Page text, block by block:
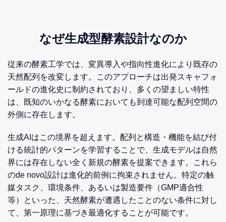
なぜ生成型酵素設計なのか
従来の酵素工学では、変異導入や指向性進化により既存の
天然配列を改変します。このアプローチは出発スキャフォ
ールドの進化史に制約されており、多くの望ましい特性
は、既知のいかなる酵素においても到達可能な配列空間の
外側に存在します。
生成AIはこの境界を超えます。配列と構造・機能を結び付
ける統計的パターンを学習することで、生成モデルは自然
界には存在しない全く新規の酵素を提案できます。これら
のde novo設計は進化的前例に拘束されません。特定の触
媒タスク、環境条件、あるいは製造要件（GMP適合性
等）といった、天然酵素が遭遇したことのない条件に対し
て、第一原理に基づき最適化することが可能です。